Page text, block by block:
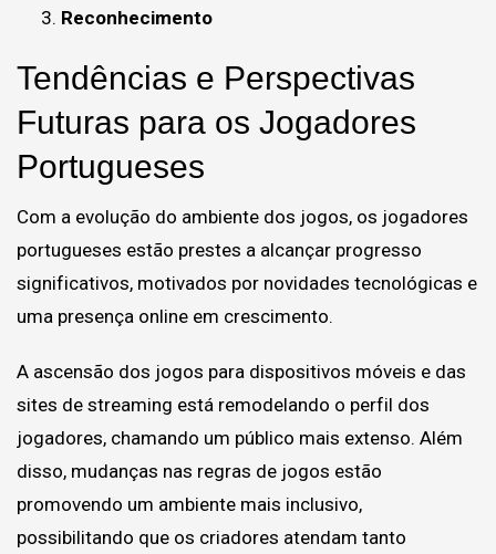
Reconhecimento
Tendências e Perspectivas
Futuras para os Jogadores
Portugueses
Com a evolução do ambiente dos jogos, os jogadores
portugueses estão prestes a alcançar progresso
significativos, motivados por novidades tecnológicas e
uma presença online em crescimento.
A ascensão dos jogos para dispositivos móveis e das
sites de streaming está remodelando o perfil dos
jogadores, chamando um público mais extenso. Além
disso, mudanças nas regras de jogos estão
promovendo um ambiente mais inclusivo,
possibilitando que os criadores atendam tanto